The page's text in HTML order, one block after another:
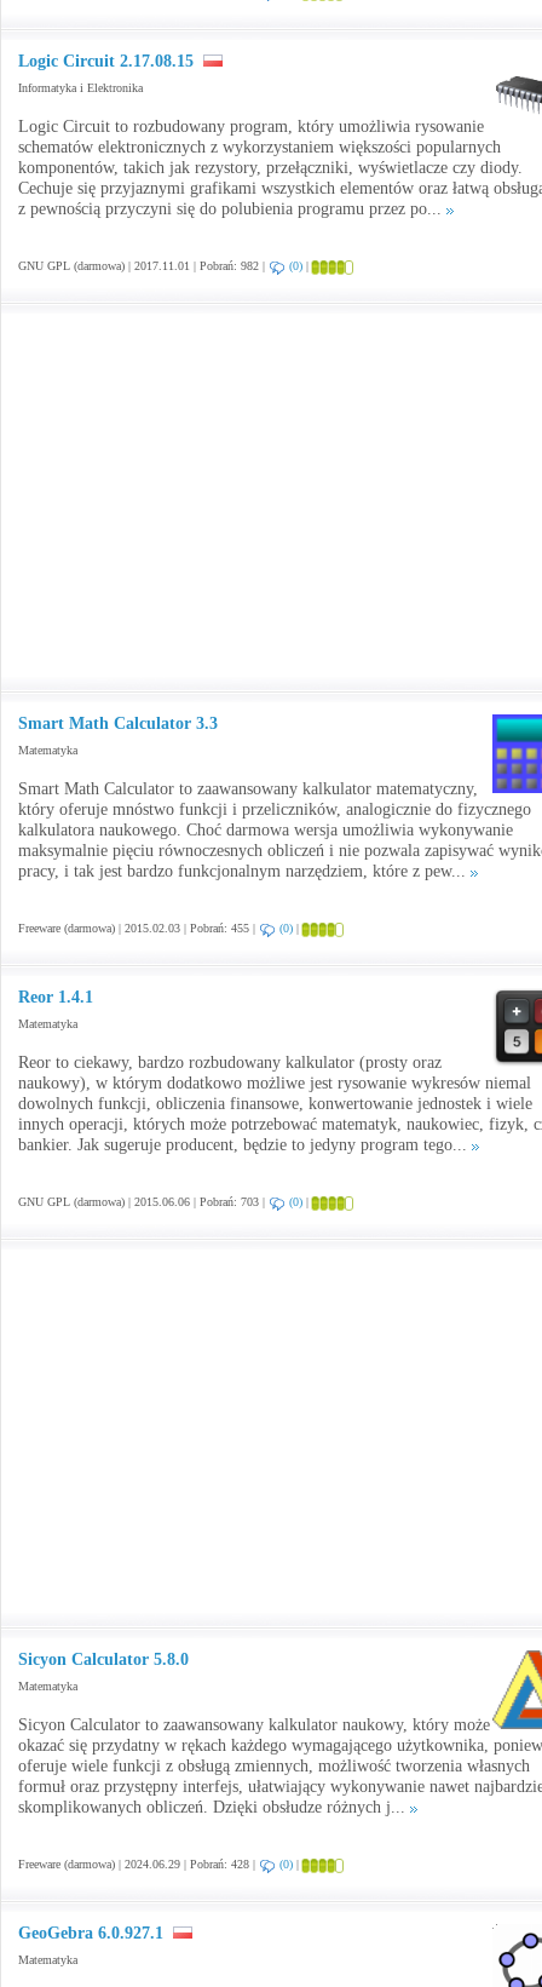
Logic Circuit 2.17.08.15
Informatyka i Elektronika
Logic Circuit to rozbudowany program, który umożliwia rysowanie
schematów elektronicznych z wykorzystaniem większości popularnych
komponentów, takich jak rezystory, przełączniki, wyświetlacze czy diody.
Cechuje się przyjaznymi grafikami wszystkich elementów oraz łatwą
z pewnością przyczyni się do polubienia programu przez po...
GNU GPL (darmowa) | 2017.11.01 | Pobrań: 982 | (0) |
Smart Math Calculator 3.3
Matematyka
Smart Math Calculator to zaawansowany kalkulator matematyczny,
który oferuje mnóstwo funkcji i przeliczników, analogicznie do fizycznego
kalkulatora naukowego. Choć darmowa wersja umożliwia wykonywanie
maksymalnie pięciu równoczesnych obliczeń i nie pozwala zapisywać
pracy, i tak jest bardzo funkcjonalnym narzędziem, które z pew...
Freeware (darmowa) | 2015.02.03 | Pobrań: 455 | (0) |
Reor 1.4.1
Matematyka
Reor to ciekawy, bardzo rozbudowany kalkulator (prosty oraz
naukowy), w którym dodatkowo możliwe jest rysowanie wykresów niemal
dowolnych funkcji, obliczenia finansowe, konwertowanie jednostek i wiele
innych operacji, których może potrzebować matematyk, naukowiec, fizyk,
bankier. Jak sugeruje producent, będzie to jedyny program tego...
GNU GPL (darmowa) | 2015.06.06 | Pobrań: 703 | (0) |
Sicyon Calculator 5.8.0
Matematyka
Sicyon Calculator to zaawansowany kalkulator naukowy, który może
okazać się przydatny w rękach każdego wymagającego użytkownika,
oferuje wiele funkcji z obsługą zmiennych, możliwość tworzenia własnych
formuł oraz przystępny interfejs, ułatwiający wykonywanie nawet
skomplikowanych obliczeń. Dzięki obsłudze różnych j...
Freeware (darmowa) | 2024.06.29 | Pobrań: 428 | (0) |
GeoGebra 6.0.927.1
Matematyka